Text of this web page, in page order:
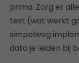
prima. Zorg er
test (wat werkt
simpelweg
data je leiden bij